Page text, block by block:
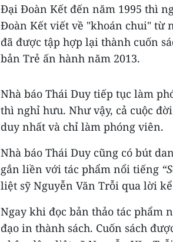
Đại Đoàn Kết đến năm 1995 thì
Đoàn Kết viết về "khoán chui" từ
đã được tập hợp lại thành cuốn
bản Trẻ ấn hành năm 2013.
Nhà báo Thái Duy tiếp tục làm
thì nghỉ hưu. Như vậy, cả cuộc
duy nhất và chỉ làm phóng viên.
Nhà báo Thái Duy cũng có bút
gắn liền với tác phẩm nổi tiếng
liệt sỹ Nguyễn Văn Trỗi qua lời
Ngay khi đọc bản thảo tác phẩm
đạo in thành sách. Cuốn sách